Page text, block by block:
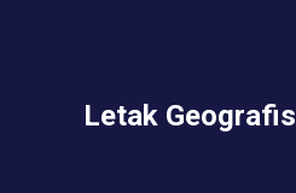
Letak Geografis